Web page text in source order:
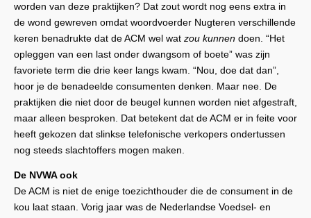
worden van deze praktijken? Dat zout wordt nog eens extra in
de wond gewreven omdat woordvoerder Nugteren verschillende
keren benadrukte dat de ACM wel wat zou kunnen doen. “Het
opleggen van een last onder dwangsom of boete” was zijn
favoriete term die drie keer langs kwam. “Nou, doe dat dan”,
hoor je de benadeelde consumenten denken. Maar nee. De
praktijken die niet door de beugel kunnen worden niet afgestraft,
maar alleen besproken. Dat betekent dat de ACM er in feite voor
heeft gekozen dat slinkse telefonische verkopers ondertussen
nog steeds slachtoffers mogen maken.
De NVWA ook
De ACM is niet de enige toezichthouder die de consument in de
kou laat staan. Vorig jaar was de Nederlandse Voedsel- en